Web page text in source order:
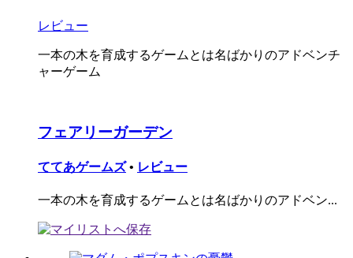
レビュー
一本の木を育成するゲームとは名ばかりのアドベンチ
ャーゲーム
フェアリーガーデン
ててあゲームズ • レビュー
一本の木を育成するゲームとは名ばかりのアドベン...